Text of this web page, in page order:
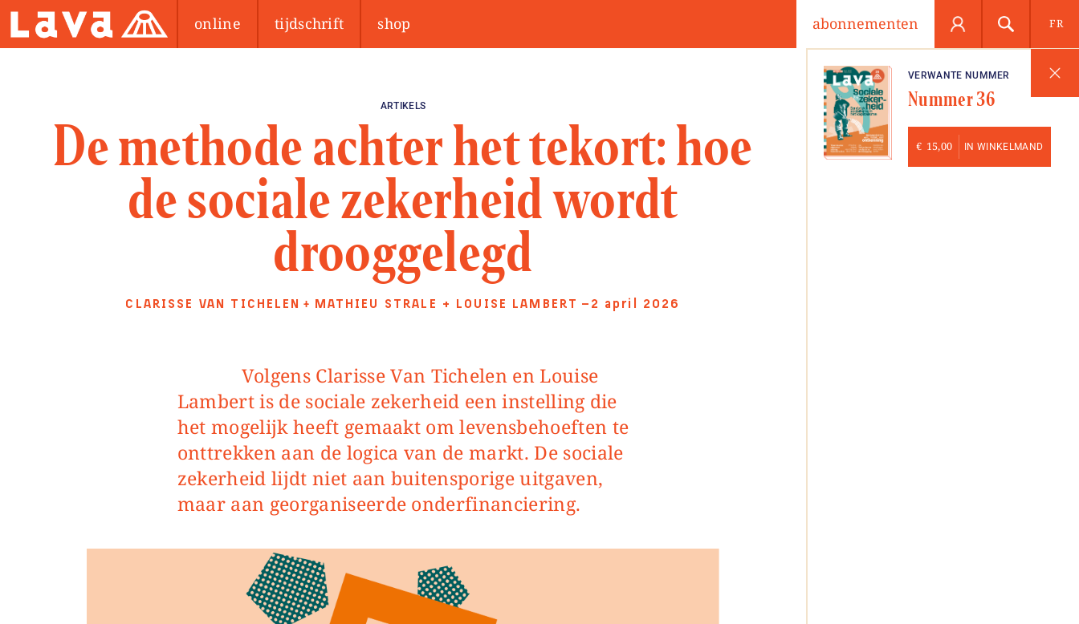
FR
online tijdschrift shop abonnementen
ARTIKELS
De methode achter het tekort: hoe
de sociale zekerheid wordt
drooggelegd
CLARISSE VAN TICHELEN + MATHIEU STRALE + LOUISE LAMBERT —2 april 2026
Volgens Clarisse Van Tichelen en Louise
Lambert is de sociale zekerheid een instelling die
het mogelijk heeft gemaakt om levensbehoeften te
onttrekken aan de logica van de markt. De sociale
zekerheid lijdt niet aan buitensporige uitgaven,
maar aan georganiseerde onderfinanciering.
VERWANTE NUMMER
Nummer 36
€ 15,00 IN WINKELMAND